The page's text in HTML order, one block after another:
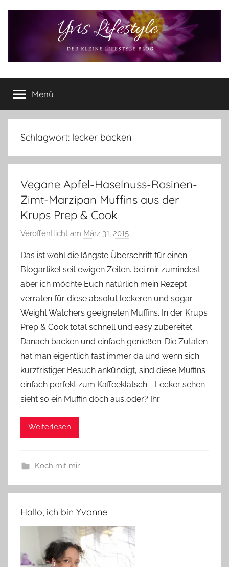
Yvis
Lifestyle
Lifestyle
Blog
–
Lifestyle,
Produkttests
vieles
mehr
Menü
Schlagwort: lecker backen
Vegane Apfel-Haselnuss-Rosinen-
Zimt-Marzipan Muffins aus der
Krups Prep & Cook
Veröffentlicht am März 31, 2015
n
Y
v
o
n
n
e
Das ist wohl die längste Überschrift für einen
Blogartikel seit ewigen Zeiten. bei mir zumindest
aber ich möchte Euch natürlich mein Rezept
verraten für diese absolut leckeren und sogar
Weight Watchers geeigneten Muffins. In der Krups
Prep & Cook total schnell und easy zubereitet.
Danach backen und einfach genießen. Die Zutaten
hat man eigentlich fast immer da und wenn sich
kurzfristiger Besuch ankündigt, sind diese Muffins
einfach perfekt zum Kaffeeklatsch. Lecker sehen
sieht so ein Muffin doch aus,oder? Ihr
Weiterlesen
Koch mit mir
Hallo, ich bin Yvonne